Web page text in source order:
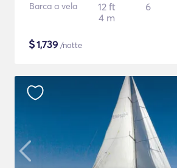
Barca a vela
12 ft
4 m
6
$1,739 /notte